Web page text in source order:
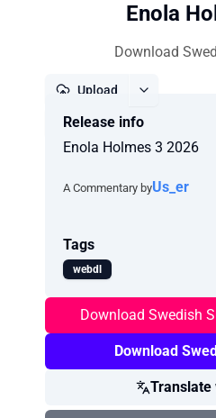
Enola
Download
Upload
Release info
Enola Holmes 3 2026
A Commentary byUs_er
Tags
webdl
Download Swedish
Download
Translate